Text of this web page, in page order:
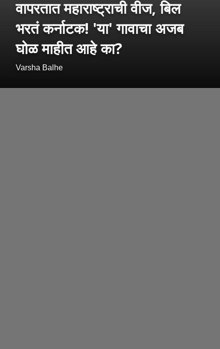
वापरतात महाराष्ट्राची वीज, बिल
भरतं कर्नाटक! 'या' गावाचा अजब
घोळ माहीत आहे का?
Varsha Balhe